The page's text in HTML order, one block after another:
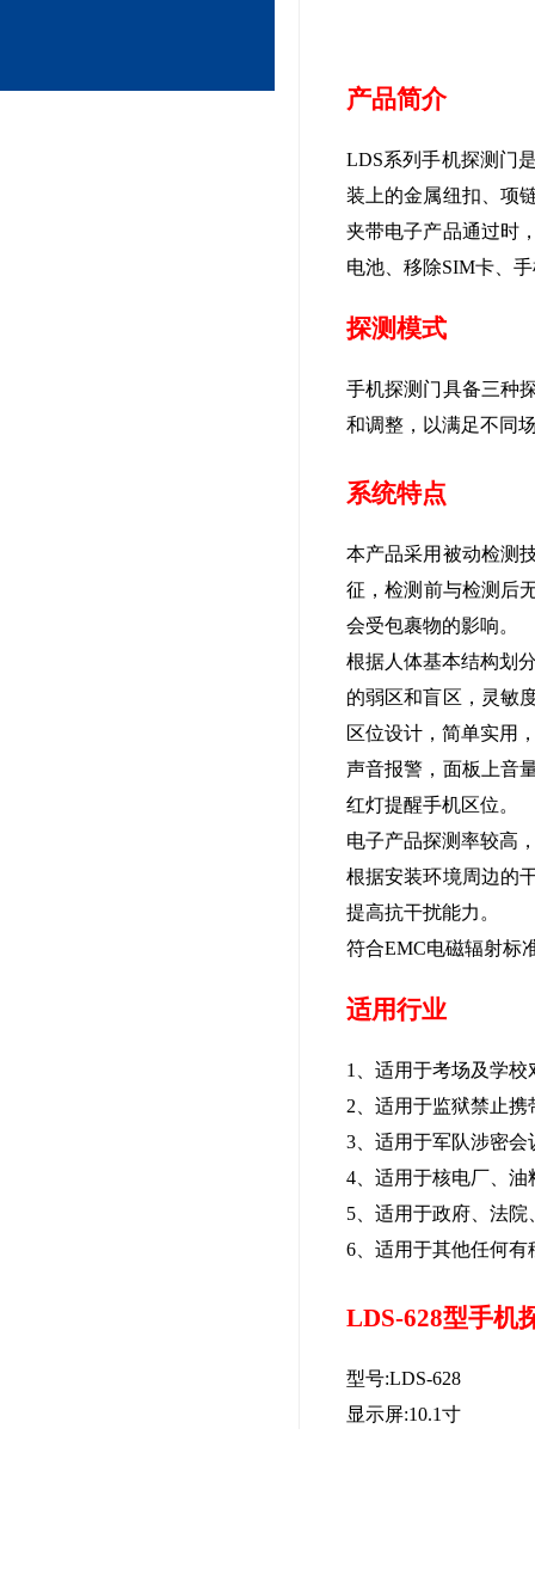
产品简介
LDS系列手机探测门
装上的金属纽扣、项
夹带电子产品通过时
电池、移除SIM卡、
探测模式
手机探测门具备三种
和调整，以满足不同
系统特点
本产品采用被动检测
征，检测前与检测后
会受包裹物的影响。
根据人体基本结构划
的弱区和盲区，灵敏
区位设计，简单实用
声音报警，面板上音
红灯提醒手机区位。
电子产品探测率较高
根据安装环境周边的
提高抗干扰能力。
符合EMC电磁辐射标
适用行业
1
、适用于考场及学
2、适用于监狱禁止
3、适用于军队涉密
4、适用于核电厂、
5、适用于政府、法
6 、适用于其他任何
LDS-628型手机
型号:LDS-628
显示屏:10.1寸